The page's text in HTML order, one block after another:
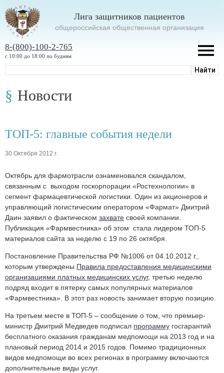
Лига защитников пациентов
oбщероссийская общественная организация
8-(800)-100-2-765
с 10:00 до 18:00 по будням
Новости
ТОП-5: главные события недели
30 Октября 2012 г.
Октябрь для фармотрасли ознаменовался скандалом,
связанным с выходом госкорпорации «Ростехнологии» в
сегмент фармацевтической логистики. Один из акционеров и
управляющий логистическим оператором «Фармат» Дмитрий
Даин заявил о фактическом захвате своей компании.
Публикация «Фармвестника» об этом стала лидером ТОП-5
материалов сайта за неделю с 19 по 26 октября.
Постановление Правительства РФ №1006 от 04.10.2012 г.,
которым утверждены Правила предоставления медицинскими
организациями платных медицинских услуг, третью неделю
подряд входит в пятерку самых популярных материалов
«Фармвестника». В этот раз новость занимает вторую позицию.
На третьем месте в ТОП-5 – сообщение о том, что премьер-
министр Дмитрий Медведев подписал программу госгарантий
бесплатного оказания гражданам медпомощи на 2013 год и на
плановый период 2014 и 2015 годов. Помимо традиционных
видов медпомощи во всех регионах в программу включаются
дополнительные виды услуг.